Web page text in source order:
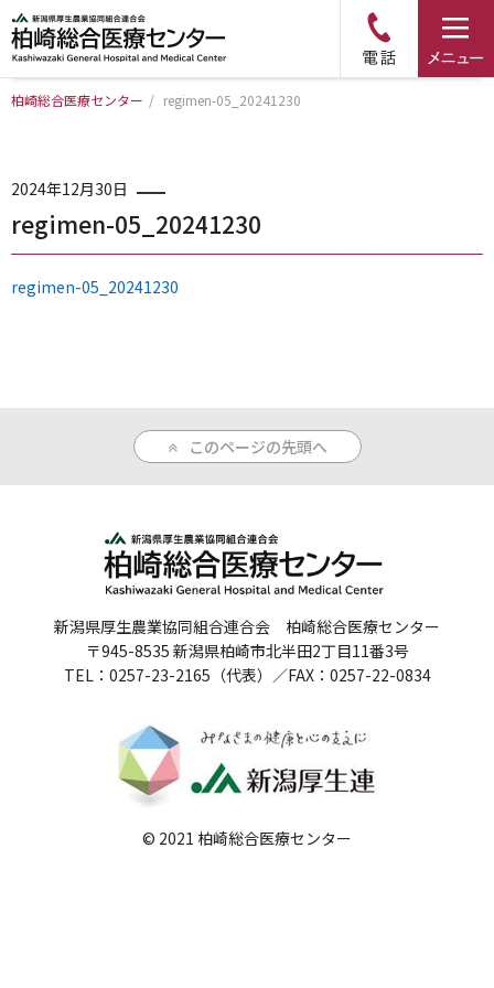
病院について
診療科・部門のご案内
入院のご案内
医療関係者の方へ
病院誌
個人情報保護方針
反社会的勢力に対する基本方針
院内感染対策指針
柏崎総合医療センター / regimen-05_20241230
2024年12月30日
regimen-05_20241230
regimen-05_20241230
このページの先頭へ
新潟県厚生農業協同組合連合会 柏崎総合医療センター
〒945-8535 新潟県柏崎市北半田2丁目11番3号
TEL：0257-23-2165（代表）／FAX：0257-22-0834
© 2021 柏崎総合医療センター